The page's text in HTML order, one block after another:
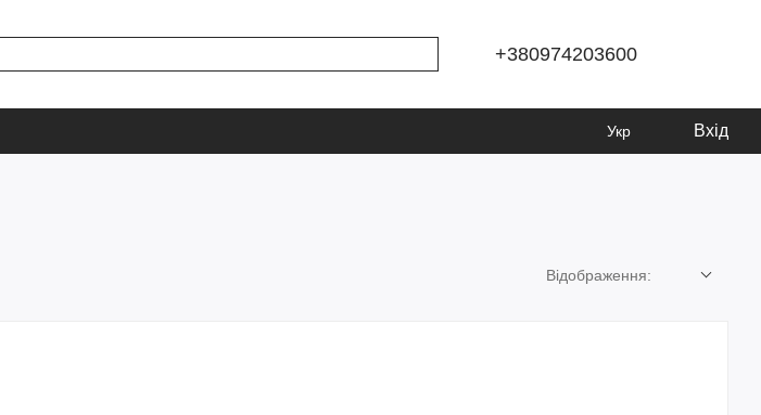
+380974203600
Укр Вхід
Відображення: